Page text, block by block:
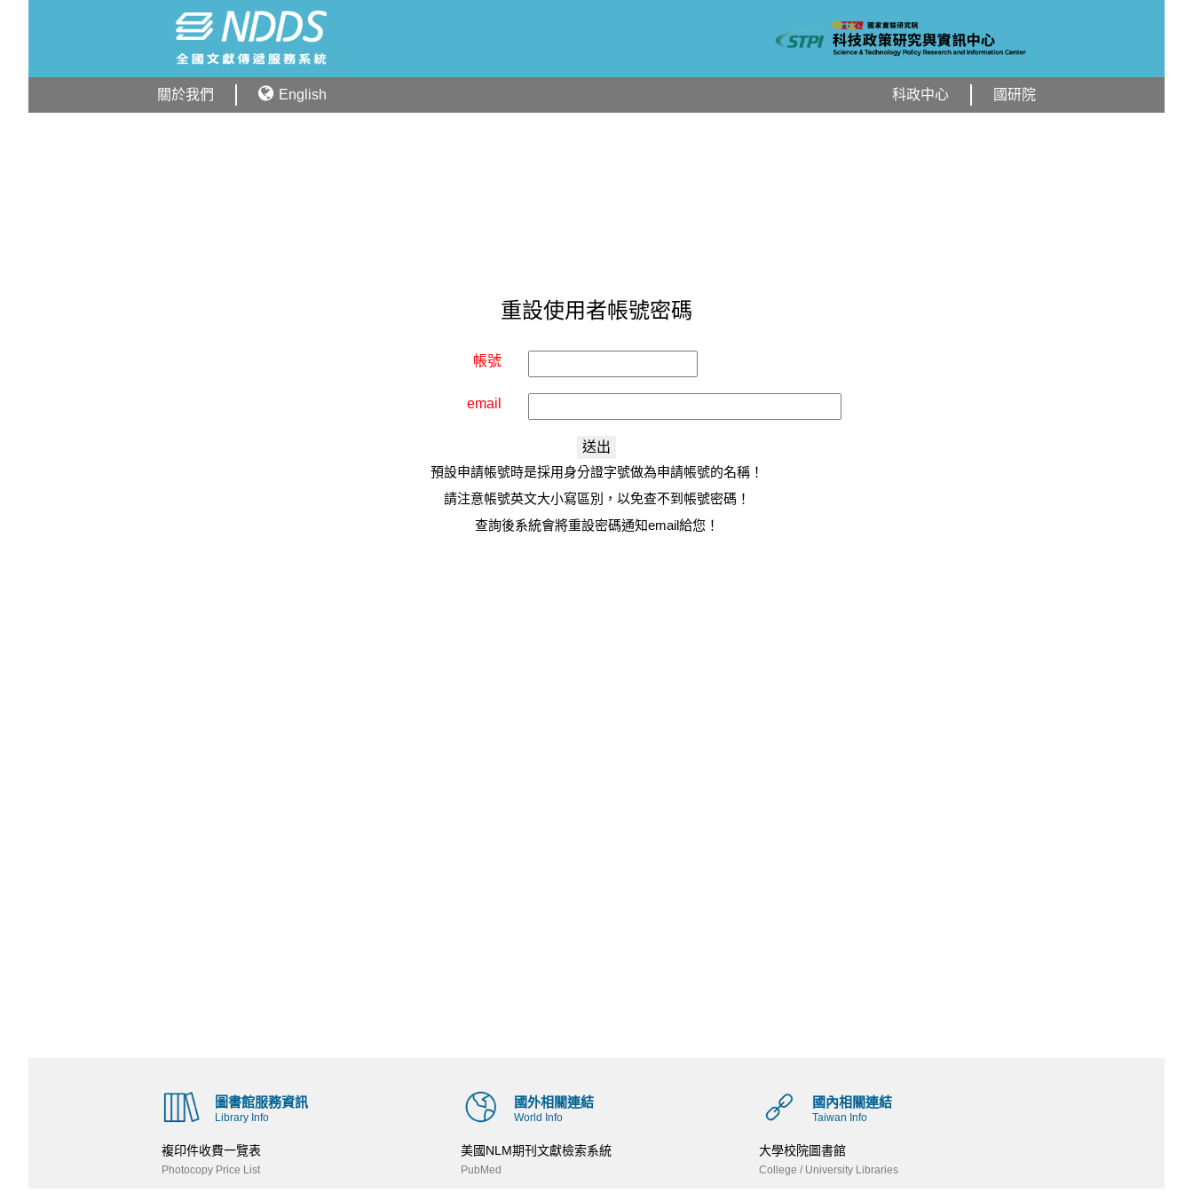
關於我們 English 科政中心 國研院
重設使用者帳號密碼
帳號
email
預設申請帳號時是採用身分證字號做為申請帳號的名稱！
請注意帳號英文大小寫區別，以免查不到帳號密碼！
查詢後系統會將重設密碼通知email給您！
圖書館服務資訊
Library Info
複印件收費一覽表
Photocopy Price List
國外相關連結
World Info
美國NLM期刊文獻檢索系統
PubMed
國內相關連結
Taiwan Info
大學校院圖書館
College / University Libraries